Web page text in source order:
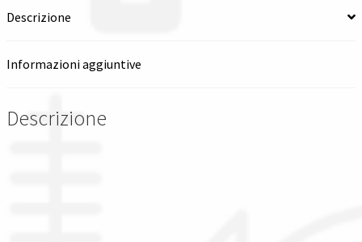
Descrizione
Informazioni aggiuntive
Descrizione